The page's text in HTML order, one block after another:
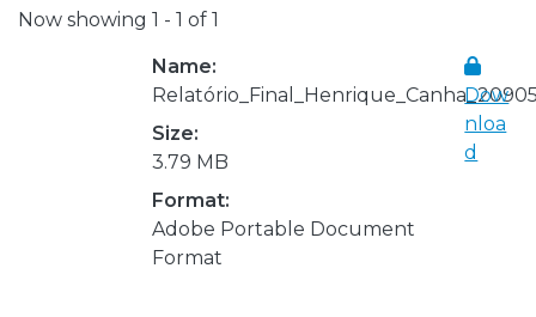
Now showing 1 - 1 of 1
Name:
Size:
3.79 MB
Format:
Adobe Portable Document
Format
Dow
nloa
d